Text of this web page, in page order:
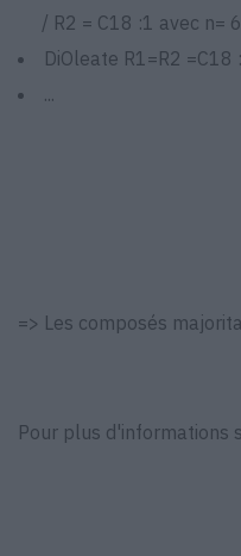
/ R2 = C18 :1 avec n=
DiOleate R1=R2
...
=> Les composés
Pour plus d'informations